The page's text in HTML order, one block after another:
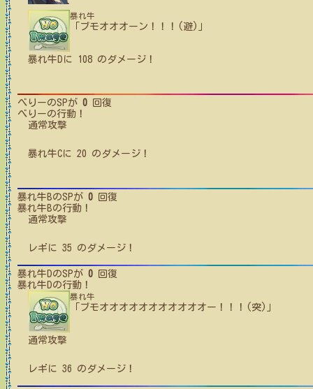
暴れ牛
「ブモオオオーン！！！(避)」
暴れ牛D に 108 のダメージ！
べりーのSPが 0 回復
べりーの行動！
通常攻撃
暴れ牛Cに 20 のダメージ！
暴れ牛BのSPが 0 回復
暴れ牛Bの行動！
通常攻撃
レギ に 35 のダメージ！
暴れ牛DのSPが 0 回復
暴れ牛Dの行動！
暴れ牛
「ブモオオオオオオオオオオオー！！！(突)」
通常攻撃
レギ に 36 のダメージ！